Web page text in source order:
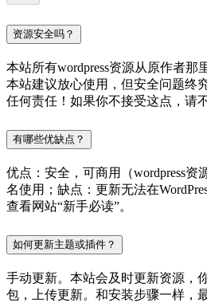
资源安全吗？
本站所有wordpress资源从原作者那
本站建议放心使用，但安全问题终
任何责任！如果你不接受这点，请
有哪些优缺点？
优点：安全，可商用（wordpress资
名使用；缺点：更新无法在
查看网站“新手必读”。
如何更新主题或插件？
手动更新。本站会及时更新资源，
包，上传更新。和安装步骤一样，